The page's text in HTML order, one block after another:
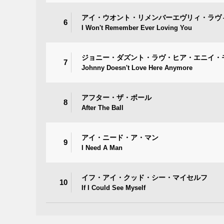
6
アイ・ウオント・リメンバーエヴリィ・ラヴ
I Won't Remember Ever Loving You
7
ジョニー・ダズント・ラヴ・ヒア・エニイ・
Johnny Doesn't Love Here Anymore
8
アフター・ザ・ボール
After The Ball
9
アイ・ニード・ア・マン
I Need A Man
10
イフ・アイ・クッド・シー・マイセルフ
If I Could See Myself